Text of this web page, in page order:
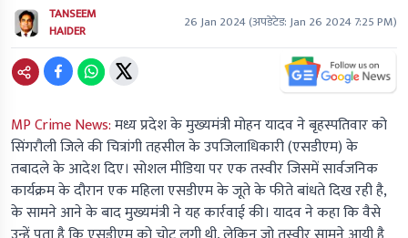
TANSEEM
HAIDER
26 Jan 2024(अपडेटेड:Jan 26 2024 7:25 PM)
MP Crime News:मध्य प्रदेश के मुख्यमंत्री मोहन यादव ने बृहस्पतिवार को
सिंगरौली जिले की चित्रांगी तहसील के उपजिलाधिकारी (एसडीएम) के
तबादले के आदेश दिए। सोशल मीडिया पर एक तस्वीर जिसमें सार्वजनिक
कार्यक्रम के दौरान एक महिला एसडीएम के जूते के फीते बांधते दिख रही है,
के सामने आने के बाद मुख्यमंत्री ने यह कार्रवाई की। यादव ने कहा कि वैसे